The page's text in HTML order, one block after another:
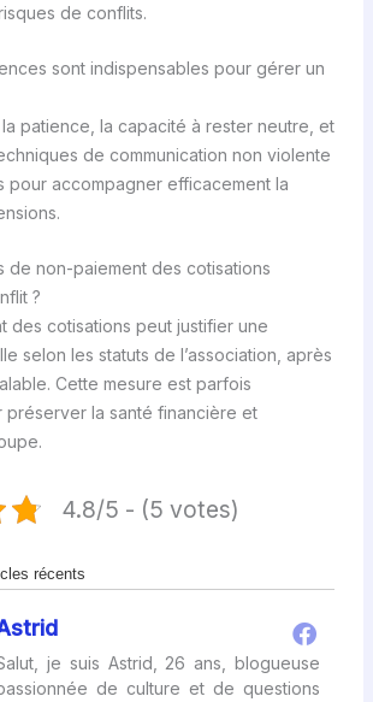
de conflits.
sont indispensables pour gérer un
la patience, la capacité à rester neutre, et
de communication non violente
pour accompagner efficacement la
de non-paiement des cotisations
?
des cotisations peut justifier une
selon les statuts de l’association, après
Cette mesure est parfois
préserver la santé financière et
4.8/5 - (5 votes)
récents
je suis Astrid, 26 ans, blogueuse
de culture et de questions